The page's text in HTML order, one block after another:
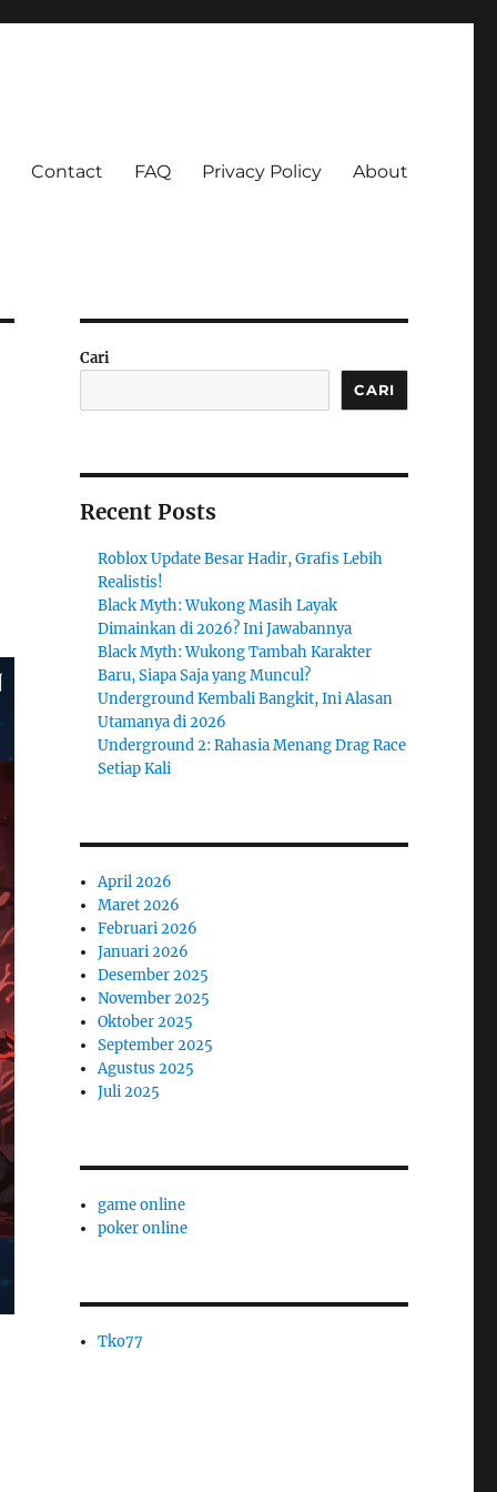
Contact FAQ Privacy Policy About
Cari
CARI
Recent Posts
Roblox Update Besar Hadir, Grafis Lebih
Realistis!
Black Myth: Wukong Masih Layak
Dimainkan di 2026? Ini Jawabannya
Black Myth: Wukong Tambah Karakter
Baru, Siapa Saja yang Muncul?
Underground Kembali Bangkit, Ini Alasan
Utamanya di 2026
Underground 2: Rahasia Menang Drag Race
Setiap Kali
April 2026
Maret 2026
Februari 2026
Januari 2026
Desember 2025
November 2025
Oktober 2025
September 2025
Agustus 2025
Juli 2025
game online
poker online
Tko77